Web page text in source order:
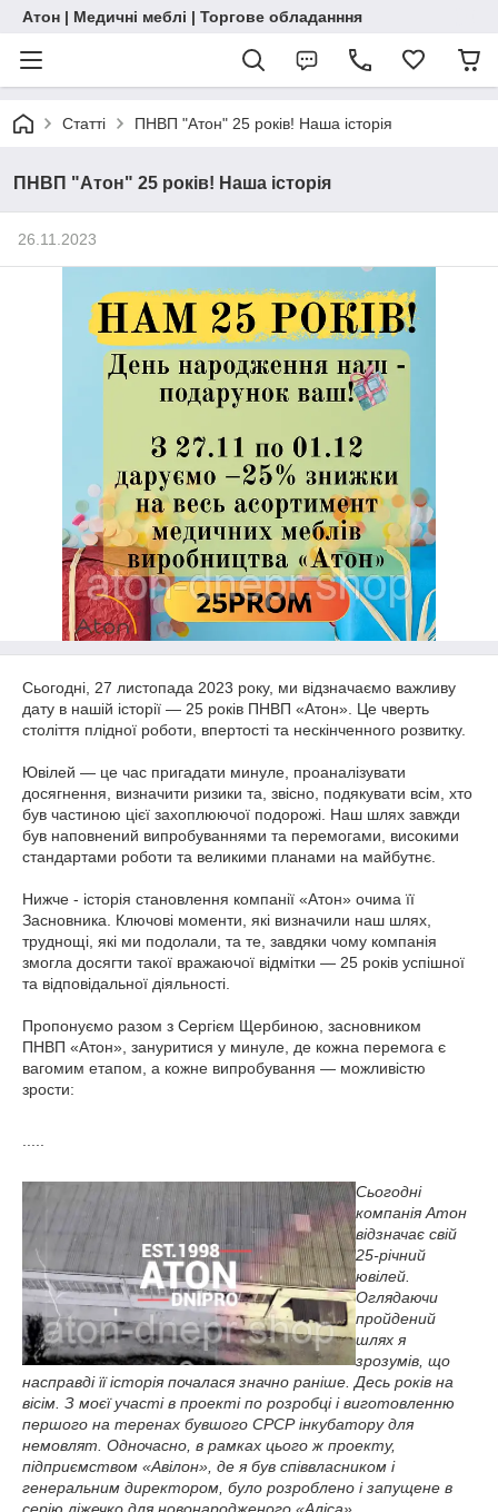
Атон | Медичні меблі | Торгове обладанння
Статті ПНВП "Атон" 25 років! Наша історія
ПНВП "Атон" 25 років! Наша історія
26.11.2023
Сьогодні, 27 листопада 2023 року, ми відзначаємо важливу
дату в нашій історії — 25 років ПНВП «Атон». Це чверть
століття плідної роботи, впертості та нескінченного розвитку.
Ювілей — це час пригадати минуле, проаналізувати
досягнення, визначити ризики та, звісно, подякувати всім, хто
був частиною цієї захоплюючої подорожі. Наш шлях завжди
був наповнений випробуваннями та перемогами, високими
стандартами роботи та великими планами на майбутнє.
Нижче - історія становлення компанії «Атон» очима її
Засновника. Ключові моменти, які визначили наш шлях,
труднощі, які ми подолали, та те, завдяки чому компанія
змогла досягти такої вражаючої відмітки — 25 років успішної
та відповідальної діяльності.
Пропонуємо разом з Сергієм Щербиною, засновником
ПНВП «Атон», зануритися у минуле, де кожна перемога є
вагомим етапом, а кожне випробування — можливістю
зрости:
Сьогодні
компанія Атон
відзначає свій
25-річний
ювілей.
Оглядаючи
пройдений
шлях я
зрозумів, що
насправді її історія почалася значно раніше. Десь років на
вісім. З моєї участі в проекті по розробці і виготовленню
першого на теренах бувшого СРСР інкубатору для
немовлят. Одночасно, в рамках цього ж проекту,
підприємством «Авілон», де я був співвласником і
генеральним директором, було розроблено і запущене в